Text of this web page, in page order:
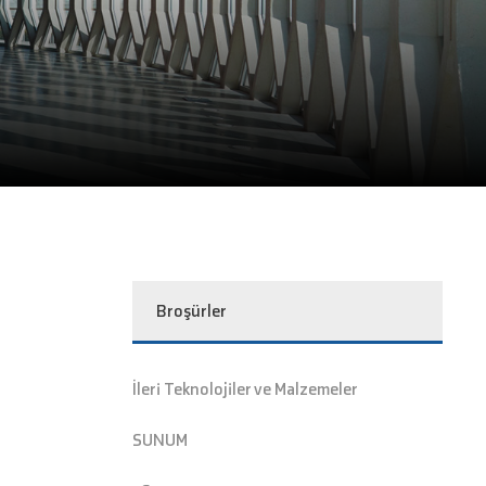
Broşürler
İleri Teknolojiler ve Malzemeler
SUNUM